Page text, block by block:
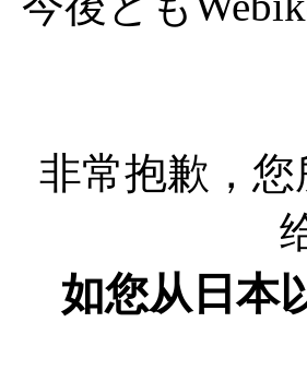
非常抱歉，
如您从日本